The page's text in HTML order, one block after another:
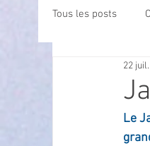
Tous les posts
OFFRES 22
Le